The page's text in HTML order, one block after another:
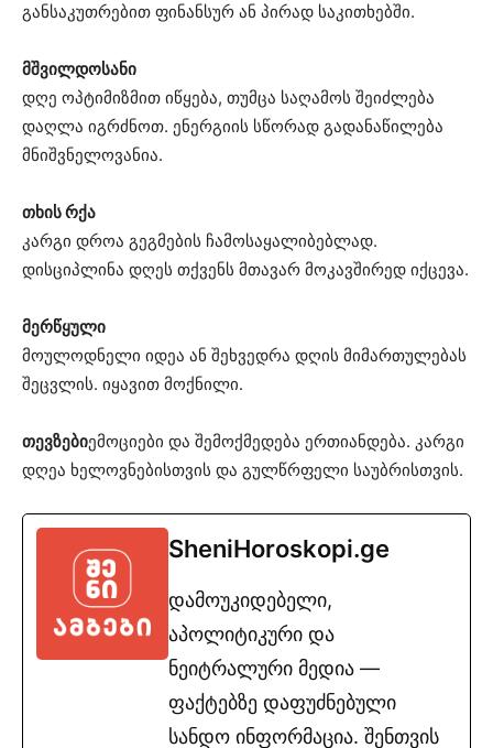
განსაკუთრებით ფინანსურ ან პირად საკითხებში.
მშვილდოსანი
დღე ოპტიმიზმით იწყება, თუმცა საღამოს შეიძლება
დაღლა იგრძნოთ. ენერგიის სწორად გადანაწილება
მნიშვნელოვანია.
თხის რქა
კარგი დროა გეგმების ჩამოსაყალიბებლად.
დისციპლინა დღეს თქვენს მთავარ მოკავშირედ იქცევა.
მერწყული
მოულოდნელი იდეა ან შეხვედრა დღის მიმართულებას
შეცვლის. იყავით მოქნილი.
თევზებიემოციები და შემოქმედება ერთიანდება. კარგი
დღეა ხელოვნებისთვის და გულწრფელი საუბრისთვის.
SheniHoroskopi.ge
დამოუკიდებელი,
აპოლიტიკური და
ნეიტრალური მედია —
ფაქტებზე დაფუძნებული
სანდო ინფორმაცია. შენთვის